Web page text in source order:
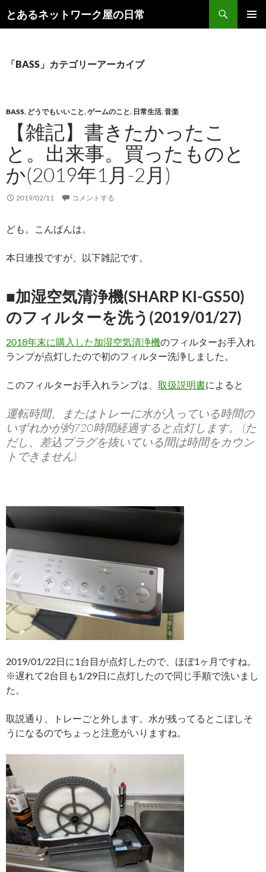
ンとあるネットワーク屋の日常
索
「BASS」カテゴリーアーカイブ
BASS, どうでもいいこと,ゲームのこと, 日常生活,音楽
【雑記】書きたかったこ
と。出来事。買ったものと
か(2019年1月-2月)
2019/02/11 コメントする
ども。こんばんは。
本日連投ですが、以下雑記です。
■加湿空気清浄機(SHARP KI-GS50)
のフィルターを洗う(2019/01/27)
2018年末に購入した加湿空気清浄機のフィルターお手入れ
ランプが点灯したので初のフィルター洗浄しました。
このフィルターお手入れランプは、 取扱説明書によると
運転時間、またはトレーに水が入っている時間の
いずれかが約720時間経過すると点灯します。 (た
だし、差込プラグを抜いている間は時間をカウン
トできません)
2019/01/22日に1台目が点灯したので、ほぼ1ヶ月ですね。
※遅れて2台目も1/29日に点灯したので同じ手順で洗いまし
た。
取説通り、トレーごと外します。水が残ってるとこぼしそ
うになるのでちょっと注意がいりますね。